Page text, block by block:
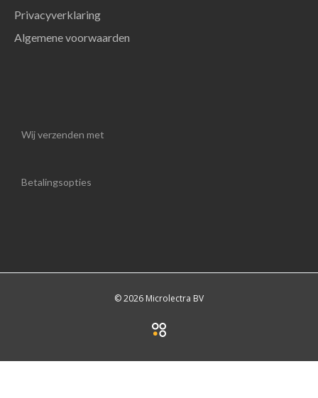
Privacyverklaring
Algemene voorwaarden
Wij verzenden met
Betalingsopties
© 2026 Microlectra BV